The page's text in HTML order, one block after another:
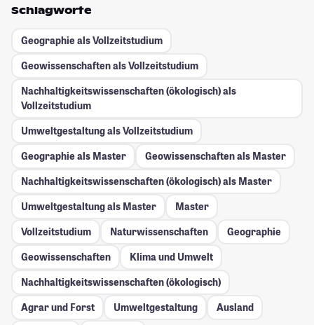
Schlagworte
Geographie als Vollzeitstudium
Geowissenschaften als Vollzeitstudium
Nachhaltigkeitswissenschaften (ökologisch) als
Vollzeitstudium
Umweltgestaltung als Vollzeitstudium
Geographie als Master
Geowissenschaften als Master
Nachhaltigkeitswissenschaften (ökologisch) als Master
Umweltgestaltung als Master
Master
Vollzeitstudium
Naturwissenschaften
Geographie
Geowissenschaften
Klima und Umwelt
Nachhaltigkeitswissenschaften (ökologisch)
Agrar und Forst
Umweltgestaltung
Ausland